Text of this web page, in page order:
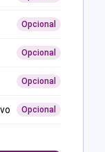
Opcional
Opcional
Opcional
Opcional